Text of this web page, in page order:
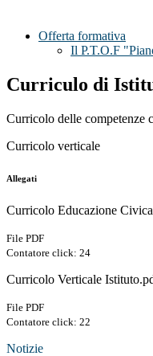
Offerta formativa
Il P.T.O.F
Curriculo di
Curricolo delle competenze
Curricolo verticale
Allegati
Curricolo Educazione
File PDF
Contatore click: 24
Curricolo Verticale
File PDF
Contatore click: 22
Notizie